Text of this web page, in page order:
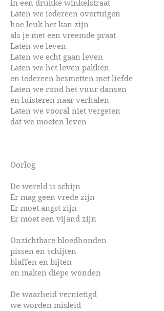
in een drukke winkelstraat
Laten we iedereen overtuigen
hoe leuk het kan zijn
als je met een vreemde praat
Laten we leven
Laten we echt gaan leven
Laten we het leven pakken
en iedereen besmetten met liefde
Laten we rond het vuur dansen
en luisteren naar verhalen
Laten we vooral niet vergeten
dat we moeten leven
Oorlog
De wereld is schijn
Er mag geen vrede zijn
Er moet angst zijn
Er moet een vijand zijn
Onzichtbare bloedhonden
pissen en schijten
blaffen en bijten
en maken diepe wonden
De waarheid vernietigd
we worden misleid